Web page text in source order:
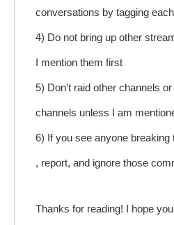
conversations by tagging
4) Do not bring up other
I mention them first
5) Don’t raid other channels
channels unless I am
6) If you see anyone breaking
, report, and ignore those
Thanks for reading! I hope